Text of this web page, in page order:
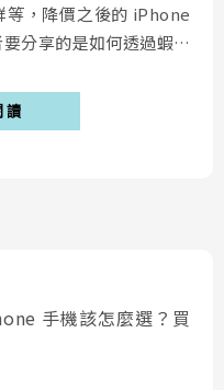
等，降價之後的 iPhone
分享的是如何透過蝦皮
惠價格。 iPhone 12
讀
手機該怎麼選？買